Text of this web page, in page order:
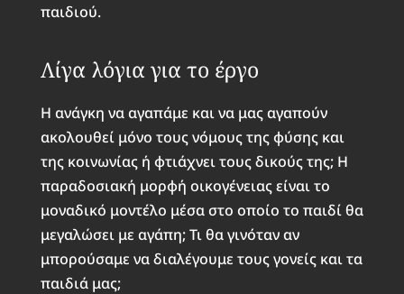
παιδιού.
Λίγα λόγια για το έργο
Η ανάγκη να αγαπάμε και να μας αγαπούν
ακολουθεί μόνο τους νόμους της φύσης και
της κοινωνίας ή φτιάχνει τους δικούς της; Η
παραδοσιακή μορφή οικογένειας είναι το
μοναδικό μοντέλο μέσα στο οποίο το παιδί θα
μεγαλώσει με αγάπη; Τι θα γινόταν αν
μπορούσαμε να διαλέγουμε τους γονείς και τα
παιδιά μας;